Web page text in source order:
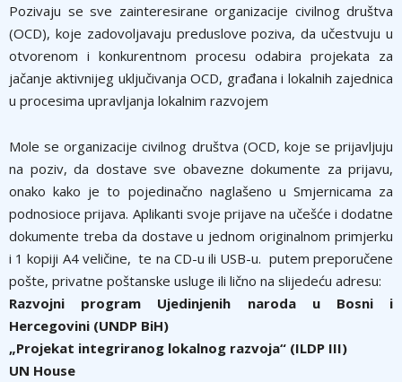
Pozivaju se sve zainteresirane organizacije civilnog društva
(OCD), koje zadovoljavaju preduslove poziva, da učestvuju u
otvorenom i konkurentnom procesu odabira projekata za
jačanje aktivnijeg uključivanja OCD, građana i lokalnih zajednica
u procesima upravljanja lokalnim razvojem
Mole se organizacije civilnog društva (OCD, koje se prijavljuju
na poziv, da dostave sve obavezne dokumente za prijavu,
onako kako je to pojedinačno naglašeno u Smjernicama za
podnosioce prijava. Aplikanti svoje prijave na učešće i dodatne
dokumente treba da dostave u jednom originalnom primjerku
i 1 kopiji A4 veličine, te na CD-u ili USB-u. putem preporučene
pošte, privatne poštanske usluge ili lično na slijedeću adresu:
Razvojni program Ujedinjenih naroda u Bosni i
Hercegovini (UNDP BiH)
„Projekat integriranog lokalnog razvoja“ (ILDP III)
UN House